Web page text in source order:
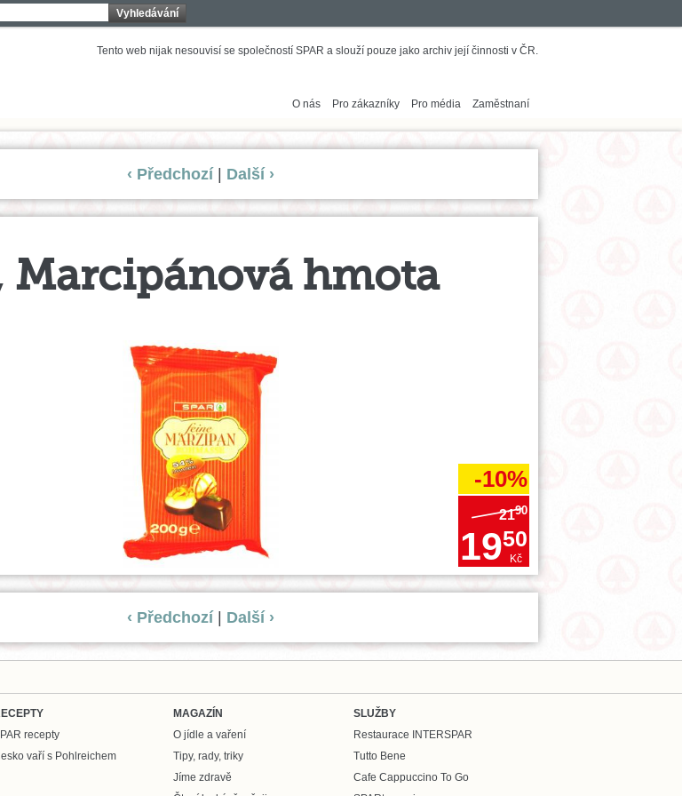
Vyhledávání
Tento web nijak nesouvisí se společností SPAR a slouží pouze jako archiv její činnosti v ČR.
O nás Pro zákazníky Pro média Zaměstnaní
‹ Předchozí Další ›
Marcipánová hmota
-10%
2190
1950
Kč
‹ Předchozí Další ›
recepty
vaří s Pohlreichem
MAGAZÍN
O jídle a vaření
Tipy, rady, triky
Jíme zdravě
SLUŽBY
Restaurace INTERSPAR
Tutto Bene
Cafe Cappuccino To Go